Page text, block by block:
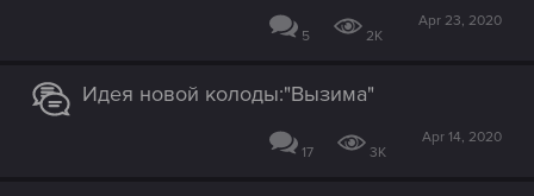
5 2K
Apr 23, 2020
Идея новой колоды:"Вызима"
17 3K
Apr 14, 2020